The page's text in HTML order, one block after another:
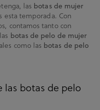
las botas de mujer
esta temporada. Con
contamos tanto con
botas de pelo de mujer
como las botas de pelo
las botas de pelo